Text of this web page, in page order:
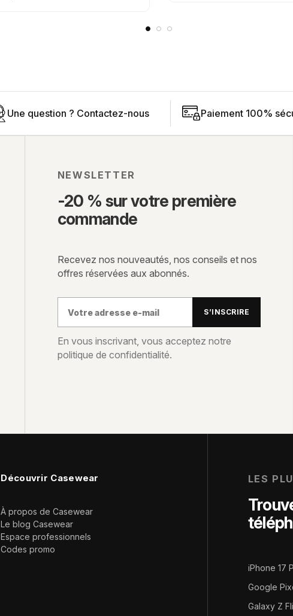
Une question ? Contactez-nous Paiement 100%
NEWSLETTER
-20 % sur votre première
commande
Recevez nos nouveautés, nos conseils et nos
offres réservées aux abonnés.
e-
mail
S’INSCRIRE
En vous inscrivant, vous acceptez notre
politique de confidentialité.
Découvrir Casewear
À propos de Casewear
Le blog Casewear
Espace professionnels
Codes promo
LES
iPhone 17
Google
Galaxy Z